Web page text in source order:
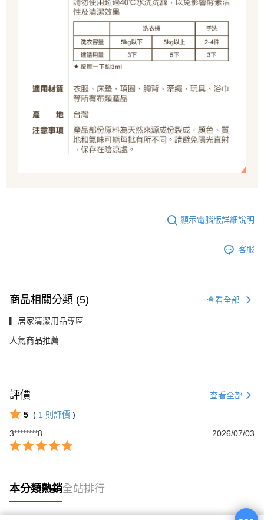
顯示電腦版詳細說明
客服
商品相關分類 (5) 查看全部
▎居家清潔用品專區
人氣商品推薦
評價 查看全部
5 ( 1 則評價 )
3********8
2026/07/03
本分類熱銷全站排行